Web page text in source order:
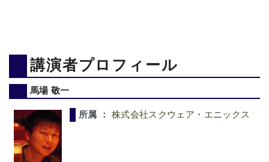
講演者プロフィール
馬場 敬一
所属 ： 株式会社スクウェア・エニックス